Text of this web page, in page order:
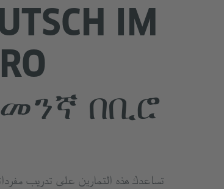
IM
በቢሮ
تساعدك هذه التمارين على تدريب